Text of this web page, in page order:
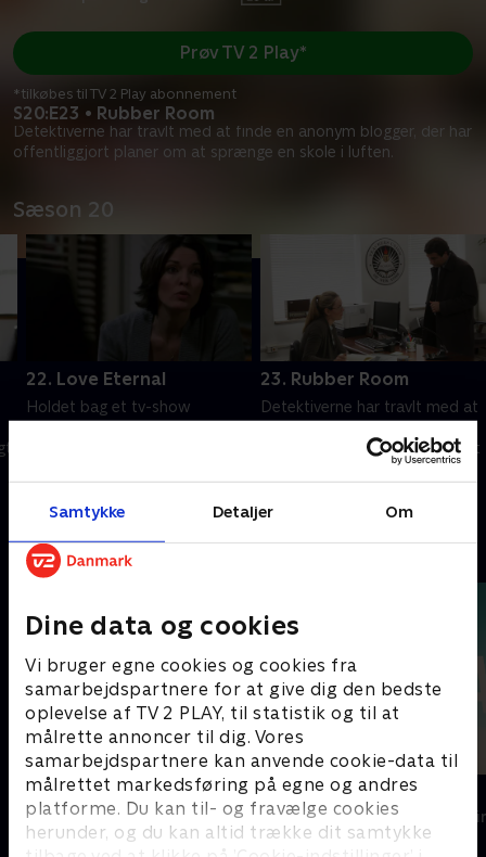
Samtykke Detaljer Om
Dine data og cookies
Vi bruger egne cookies og cookies fra
samarbejdspartnere for at give dig den bedste
oplevelse af TV 2 PLAY, til statistik og til at
målrette annoncer til dig. Vores
samarbejdspartnere kan anvende cookie-data til
målrettet markedsføring på egne og andres
platforme. Du kan til- og fravælge cookies
herunder, og du kan altid trække dit samtykke
S20:E23 • Rubber Room
Detektiverne har travlt med at finde en anonym blogger, der har
offentliggjort planer om at sprænge en skole i luften.
Prøv TV 2 Play*
*tilkøbes til TV 2 Play abonnement
Sæson 20
22. Love Eternal
Holdet bag et tv-show
23. Rubber Room
Detektiverne har travlt med at
har offentliggjort planer om at
sprænge en skole i luften.
Andre så også
Top Dog
Krimi & Spænding • 1 sæsoner
The Au Pair
Krimi &